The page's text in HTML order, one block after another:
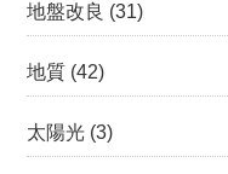
地盤改良 (31)
地質 (42)
太陽光 (3)